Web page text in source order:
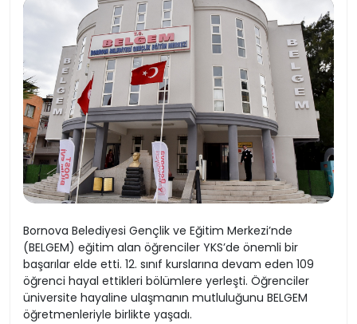
Bornova Belediyesi Gençlik ve Eğitim Merkezi’nde
(BELGEM) eğitim alan öğrenciler YKS’de önemli bir
başarılar elde etti. 12. sınıf kurslarına devam eden 109
öğrenci hayal ettikleri bölümlere yerleşti. Öğrenciler
üniversite hayaline ulaşmanın mutluluğunu BELGEM
öğretmenleriyle birlikte yaşadı.